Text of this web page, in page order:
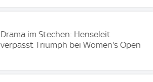
Drama im Stechen: Henseleit
verpasst Triumph bei Women's Open